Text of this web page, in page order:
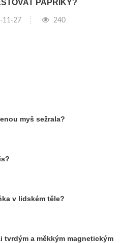
PAPRIKY?
11-27 240
myš sežrala?
v lidském těle?
tvrdým a měkkým magnetickým